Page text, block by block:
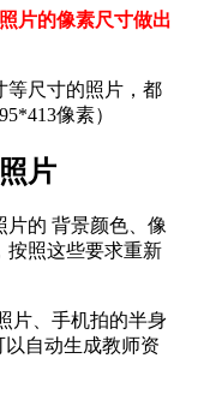
片的像素尺寸做出
等尺寸的照片，都
像素）
片
片的 背景颜色、像
按照这些要求重新
片、手机拍的半身
以自动生成教师资